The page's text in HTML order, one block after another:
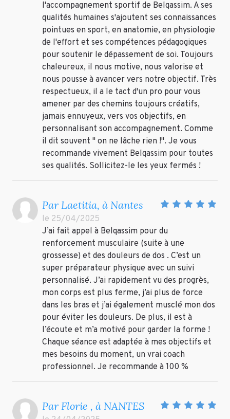
l'accompagnement sportif de Belqassim. A ses
qualités humaines s'ajoutent ses connaissances
pointues en sport, en anatomie, en physiologie
de l'effort et ses compétences pédagogiques
pour soutenir le dépassement de soi. Toujours
chaleureux, il nous motive, nous valorise et
nous pousse à avancer vers notre objectif. Très
respectueux, il a le tact d'un pro pour vous
amener par des chemins toujours créatifs,
jamais ennuyeux, vers vos objectifs, en
personnalisant son accompagnement. Comme
il dit souvent " on ne lâche rien !". Je vous
recommande vivement Belqassim pour toutes
ses qualités. Sollicitez-le les yeux fermés !
Par Laetitia, à Nantes
le 25/04/2025
J’ai fait appel à Belqassim pour du
renforcement musculaire (suite à une
grossesse) et des douleurs de dos . C’est un
super préparateur physique avec un suivi
personnalisé. J’ai rapidement vu des progrès,
mon corps est plus ferme, j’ai plus de force
dans les bras et j’ai également musclé mon dos
pour éviter les douleurs. De plus, il est à
l’écoute et m’a motivé pour garder la forme !
Chaque séance est adaptée à mes objectifs et
mes besoins du moment, un vrai coach
professionnel. Je recommande à 100 %
Par Florie , à NANTES